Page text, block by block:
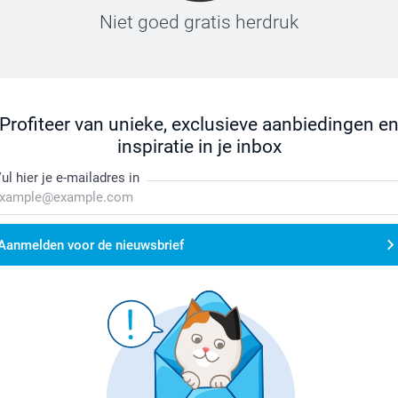
Niet goed gratis herdruk
Profiteer van unieke, exclusieve aanbiedingen en
inspiratie in je inbox
hier je e-mailadres in
voor de nieuwsbrief